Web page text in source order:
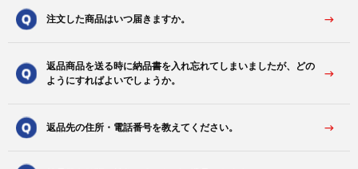
注文した商品はいつ届きますか。
返品商品を送る時に納品書を入れ忘れてしまいましたが、どの
ようにすればよいでしょうか。
返品先の住所・電話番号を教えてください。